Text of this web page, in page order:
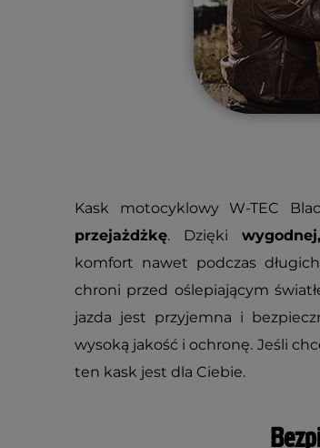
Kask motocyklowy W-TEC
przejażdżkę. Dzięki
komfort nawet podczas
chroni przed oślepiającym
jazda jest przyjemna i
wysoką jakość i ochronę. Jeśli
ten kask jest dla Ciebie.